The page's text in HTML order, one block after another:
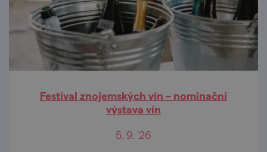
Festival znojemských vín – nominační
výstava vín
5. 9. '26